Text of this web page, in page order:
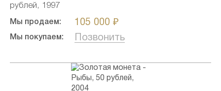
рублей, 1997
Мы продаем: 105 000 ₽
Мы покупаем: Позвонить